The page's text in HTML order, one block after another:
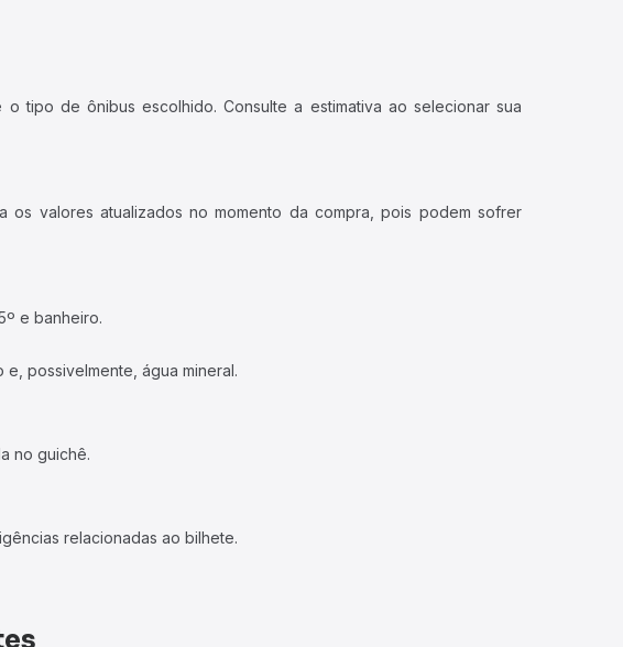
tipo de ônibus escolhido. Consulte a estimativa ao selecionar sua
valores atualizados no momento da compra, pois podem sofrer
e banheiro.
possivelmente, água mineral.
no guichê.
relacionadas ao bilhete.